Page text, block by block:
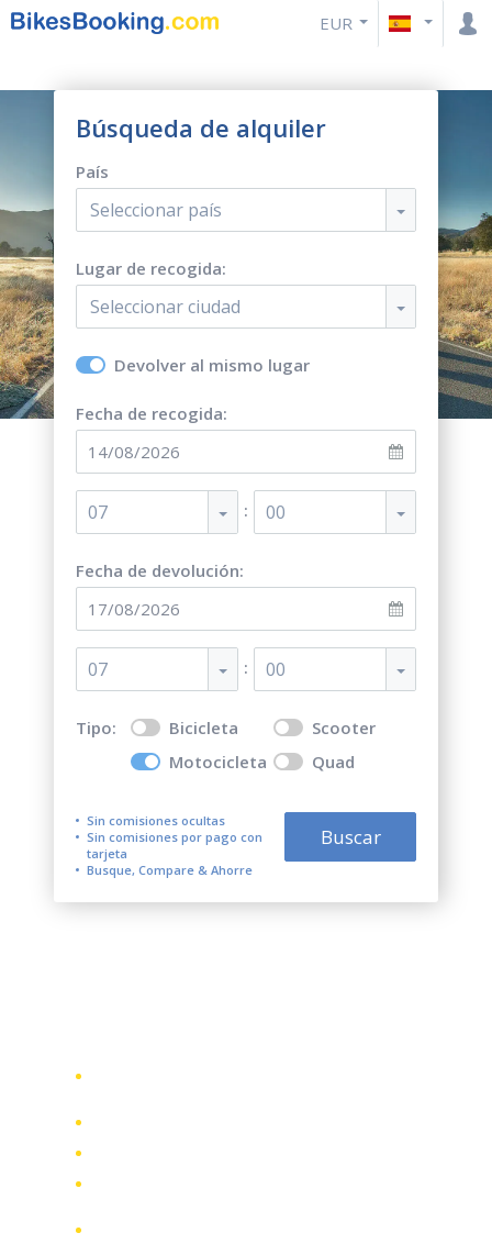
EUR
Búsqueda de alquiler
País
Seleccionar país
Lugar de recogida:
Seleccionar ciudad
Devolver al mismo lugar
Fecha de recogida:
07 : 00
Fecha de devolución:
07 : 00
Tipo: Bicicleta
Scooter
Motocicleta
Quad
Sin comisiones ocultas
Sin comisiones por pago con
tarjeta
Busque, Compare & Ahorre
Buscar